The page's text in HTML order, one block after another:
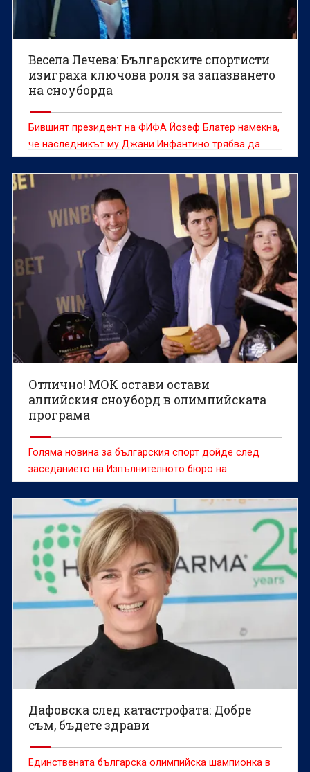
Весела Лечева: Българските спортисти
изиграха ключова роля за запазването
на сноуборда
Бившият президент на ФИФА Йозеф Блатер намекна,
че наследникът му Джани Инфантино трябва да
напусне поста си след случая с Фоларин Балогун на
Мондиал 2026.
Отлично! МОК остави остави
алпийския сноуборд в олимпийската
програма
Голяма новина за българския спорт дойде след
заседанието на Изпълнителното бюро на
Международния олимпийски комитет (МОК)
Дафовска след катастрофата: Добре
съм, бъдете здрави
Единствената българска олимпийска шампионка в